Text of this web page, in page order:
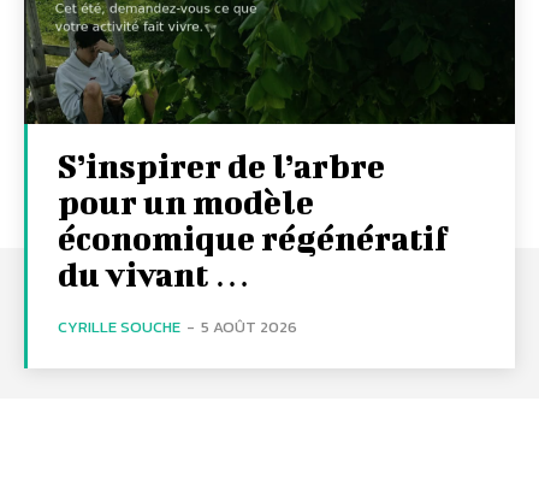
S’inspirer de l’arbre
pour un modèle
économique régénératif
du vivant …
CYRILLE SOUCHE - 5 AOÛT 2026